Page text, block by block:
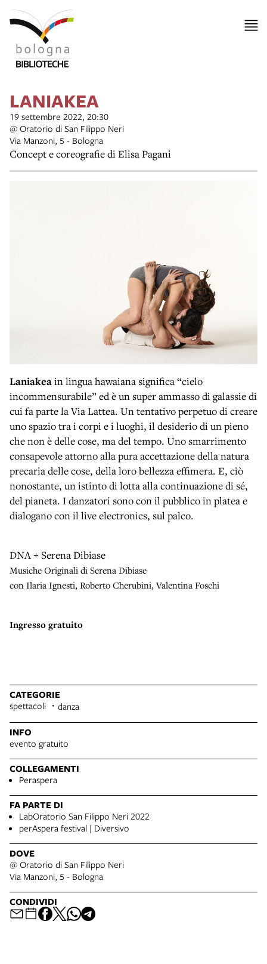
LANIAKEA
19 settembre 2022, 20:30
@ Oratorio di San Filippo Neri
Via Manzoni, 5 - Bologna
Concept e coreografie di Elisa Pagani
Laniakeain lingua hawaiana significa “cielo
incommensurabile” ed è un super ammasso di galassie di
cui fa parte la Via Lattea. Un tentativo perpetuo di creare
uno spazio tra i corpi e i luoghi, il desiderio di un pieno
che non è delle cose, ma del tempo. Uno smarrimento
consapevole attorno alla pura accettazione della natura
precaria delle cose, della loro bellezza effimera. E, ciò
nonostante, un istinto di lotta alla continuazione di sé,
del pianeta. I danzatori sono con il pubblico in platea e
dialogano con il live electronics, sul palco.
DNA + Serena Dibiase
Musiche Originali di Serena Dibiase
con Ilaria Ignesti, Roberto Cherubini, Valentina Foschi
Ingresso gratuito
CATEGORIE
spettacoli danza
INFO
evento gratuito
COLLEGAMENTI
Peraspera
FA PARTE DI
LabOratorio San Filippo Neri 2022
perAspera festival | Diversivo
DOVE
@ Oratorio di San Filippo Neri
Via Manzoni, 5 - Bologna
CONDIVIDI